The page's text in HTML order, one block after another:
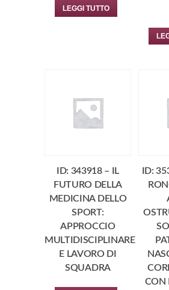
LEGGI TUTTO
ID: 343918 – IL
FUTURO DELLA
MEDICINA DELLO
SPORT:
APPROCCIO
MULTIDISCIPLINARE
E LAVORO DI
SQUADRA
ID:
CON